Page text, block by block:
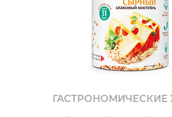
ГАСТРОНОМИЧЕСКИЕ